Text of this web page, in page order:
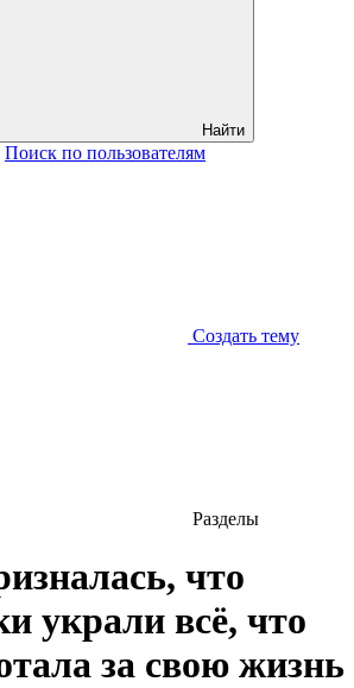
Найти
Поиск по пользователям
Создать тему
Разделы
что
украли всё, что
за свою жизнь